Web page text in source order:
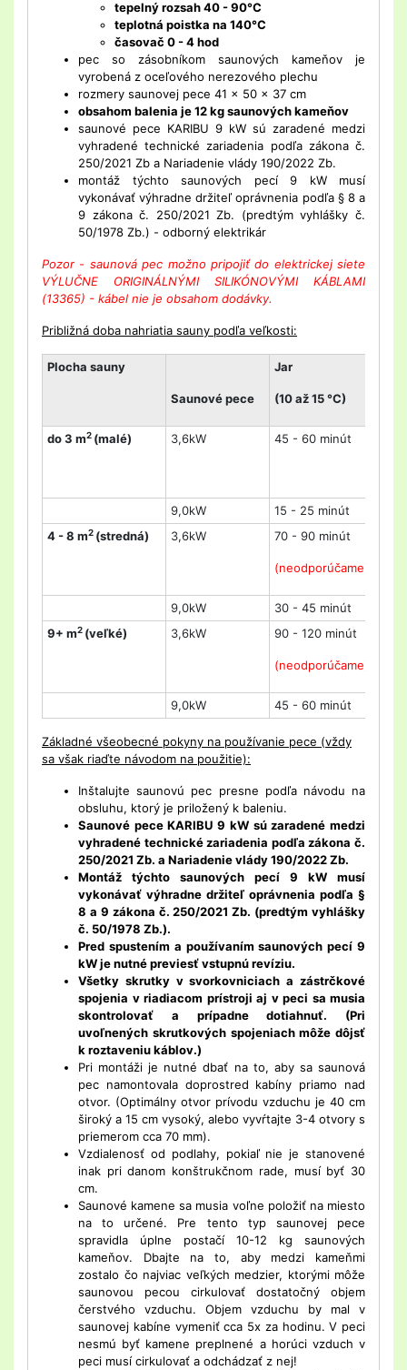
tepelný rozsah 40 - 90°C
teplotná poistka na 140°C
časovač 0 - 4 hod
pec so zásobníkom saunových kameňov je
vyrobená z oceľového nerezového plechu
rozmery saunovej pece 41 x 50 x 37 cm
obsahom balenia je 12 kg saunových kameňov
saunové pece KARIBU 9 kW sú zaradené medzi
vyhradené technické zariadenia podľa zákona č.
250/2021 Zb a Nariadenie vlády 190/2022 Zb.
montáž týchto saunových pecí 9 kW musí
vykonávať výhradne držiteľ oprávnenia podľa § 8 a
9 zákona č. 250/2021 Zb. (predtým vyhlášky č.
50/1978 Zb.) - odborný elektrikár
Pozor - saunová pec možno pripojiť do elektrickej siete
VÝLUČNE ORIGINÁLNÝMI SILIKÓNOVÝMI KÁBLAMI
(13365) - kábel nie je obsahom dodávky.
Približná doba nahriatia sauny podľa veľkosti:
Plocha sauny
Saunové pece
Jar
(10 až 15 °C)
do 3 m2 (malé) 3,6kW 45 - 60 minút
9,0kW 15 - 25 minút
4 - 8 m2 (stredná) 3,6kW 70 - 90 minút
(neodporúčame)
9,0kW 30 - 45 minút
9+ m2 (veľké) 3,6kW 90 - 120 minút
(neodporúčame)
9,0kW 45 - 60 minút
Základné všeobecné pokyny na používanie pece (vždy
sa však riaďte návodom na použitie):
Inštalujte saunovú pec presne podľa návodu na
obsluhu, ktorý je priložený k baleniu.
Saunové pece KARIBU 9 kW sú zaradené medzi
vyhradené technické zariadenia podľa zákona č.
250/2021 Zb. a Nariadenie vlády 190/2022 Zb.
Montáž týchto saunových pecí 9 kW musí
vykonávať výhradne držiteľ oprávnenia podľa §
8 a 9 zákona č. 250/2021 Zb. (predtým vyhlášky
č. 50/1978 Zb.).
Pred spustením a používaním saunových pecí 9
kW je nutné previesť vstupnú revíziu.
Všetky skrutky v svorkovniciach a zástrčkové
spojenia v riadiacom prístroji aj v peci sa musia
skontrolovať a prípadne dotiahnuť. (Pri
uvoľnených skrutkových spojeniach môže dôjsť
k roztaveniu káblov.)
Pri montáži je nutné dbať na to, aby sa saunová
pec namontovala doprostred kabíny priamo nad
otvor. (Optimálny otvor prívodu vzduchu je 40 cm
široký a 15 cm vysoký, alebo vyvŕtajte 3-4 otvory s
priemerom cca 70 mm).
Vzdialenosť od podlahy, pokiaľ nie je stanovené
inak pri danom konštrukčnom rade, musí byť 30
cm.
Saunové kamene sa musia voľne položiť na miesto
na to určené. Pre tento typ saunovej pece
spravidla úplne postačí 10-12 kg saunových
kameňov. Dbajte na to, aby medzi kameňmi
zostalo čo najviac veľkých medzier, ktorými môže
saunovou pecou cirkulovať dostatočný objem
čerstvého vzduchu. Objem vzduchu by mal v
saunovej kabíne vymeniť cca 5x za hodinu. V peci
nesmú byť kamene preplnené a horúci vzduch v
peci musí cirkulovať a odchádzať z nej!